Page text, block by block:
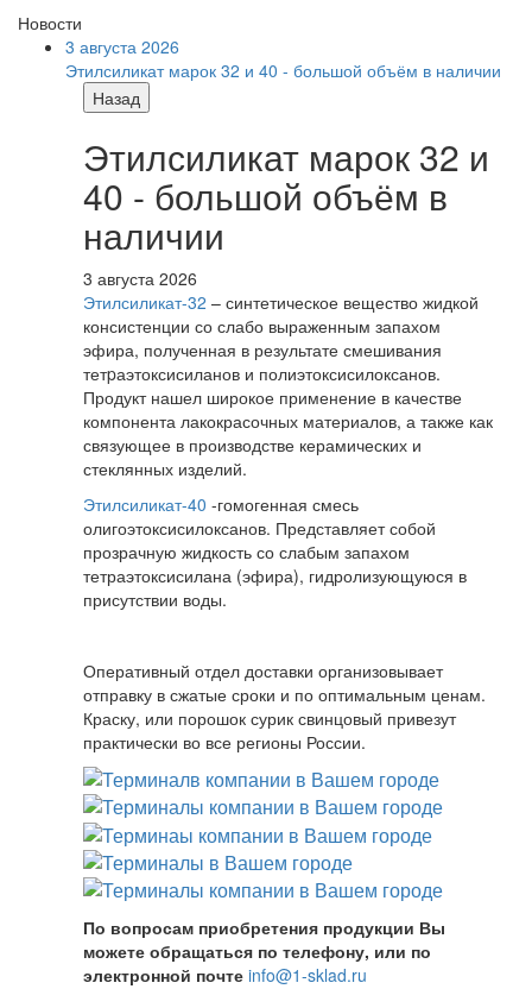
Новости
3 августа 2026
Этилсиликат марок 32 и 40 - большой объём в наличии
Назад
Этилсиликат марок 32 и
40 - большой объём в
наличии
3 августа 2026
Этилсиликат-32 – синтетическое вещество жидкой
консистенции со слабо выраженным запахом
эфира, полученная в результате смешивания
тетpаэтоксисиланов и полиэтоксисилоксанов.
Продукт нашел широкое применение в качестве
компонента лакокрасочных материалов, а также как
связующее в производстве керамических и
стеклянных изделий.
Этилсиликат-40 -гомогенная смесь
олигоэтоксисилоксанов. Представляет собой
прозрачную жидкость со слабым запахом
тетраэтоксисилана (эфира), гидролизующуюся в
присутствии воды.
Оперативный отдел доставки организовывает
отправку в сжатые сроки и по оптимальным ценам.
Краску, или порошок сурик свинцовый привезут
практически во все регионы России.
По вопросам приобретения продукции Вы
можете обращаться по телефону, или по
электронной почте info@1-sklad.ru